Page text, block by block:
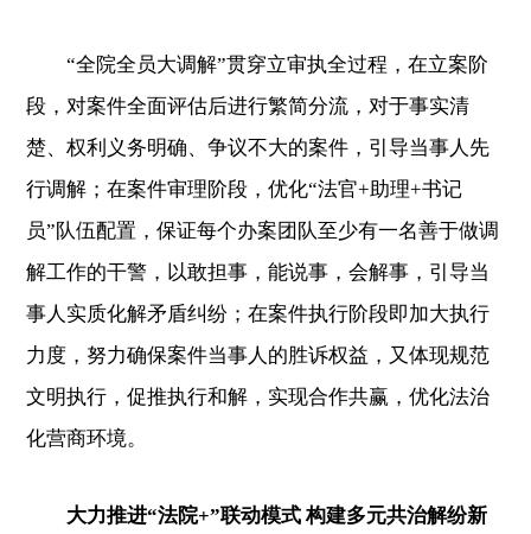
“全院全员大调解”贯穿立审执全过程，在立案阶
段，对案件全面评估后进行繁简分流，对于事实清
楚、权利义务明确、争议不大的案件，引导当事人先
行调解；在案件审理阶段，优化“法官+助理+书记
员”队伍配置，保证每个办案团队至少有一名善于做调
解工作的干警，以敢担事，能说事，会解事，引导当
事人实质化解矛盾纠纷；在案件执行阶段即加大执行
力度，努力确保案件当事人的胜诉权益，又体现规范
文明执行，促推执行和解，实现合作共赢，优化法治
化营商环境。
大力推进“法院+”联动模式 构建多元共治解纷新